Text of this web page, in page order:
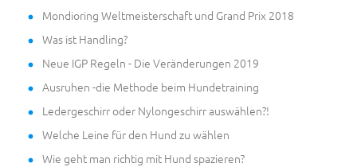
Mondioring Weltmeisterschaft und Grand Prix 2018
Was ist Handling?
Neue IGP Regeln - Die Veränderungen 2019
Ausruhen -die Methode beim Hundetraining
Ledergeschirr oder Nylongeschirr auswählen?!
Welche Leine für den Hund zu wählen
Wie geht man richtig mit Hund spazieren?